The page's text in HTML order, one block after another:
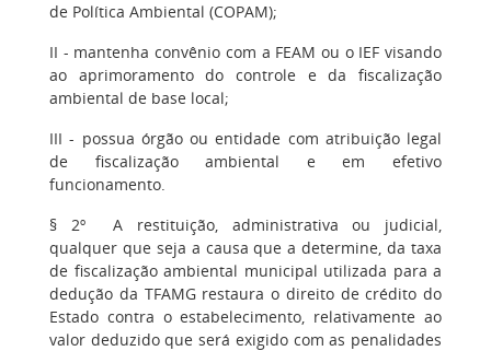
de Política Ambiental (COPAM);
II - mantenha convênio com a FEAM ou o IEF visando
ao aprimoramento do controle e da fiscalização
ambiental de base local;
III - possua órgão ou entidade com atribuição legal
de fiscalização ambiental e em efetivo
funcionamento.
§ 2º A restituição, administrativa ou judicial,
qualquer que seja a causa que a determine, da taxa
de fiscalização ambiental municipal utilizada para a
dedução da TFAMG restaura o direito de crédito do
Estado contra o estabelecimento, relativamente ao
valor deduzido que será exigido com as penalidades